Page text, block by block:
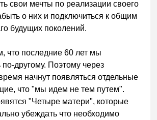
свои мечты по реализации своего
о них и подключиться к общим
будущих поколений.
что последние 60 лет мы
другому. Поэтому через
начнут появляться отдельные
что "мы идем не тем путем".
"Четыре матери", которые
убеждать что необходимо